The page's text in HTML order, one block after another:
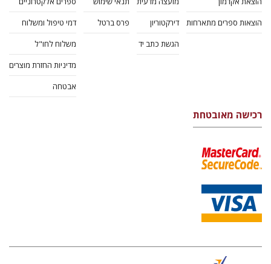
הוצאות ספרים מתארחות
דירקטוריון
הגשת כתב יד
פרס ברטל
דמי טיפול ומשלוח
משלוח לחו"ל
מדיניות החזרת מוצרים
אבטחה
רכישה מאובטחת